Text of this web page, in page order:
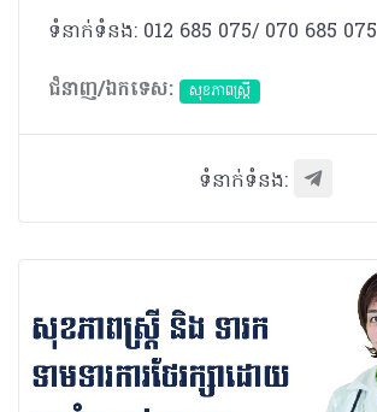
ទំនាក់ទំនង: 012 685 075/ 070 685 075
ជំនាញ/ឯកទេស:
សុខភាពស្រ្តី
ទំនាក់ទំនង: